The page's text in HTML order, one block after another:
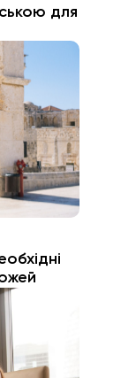
для